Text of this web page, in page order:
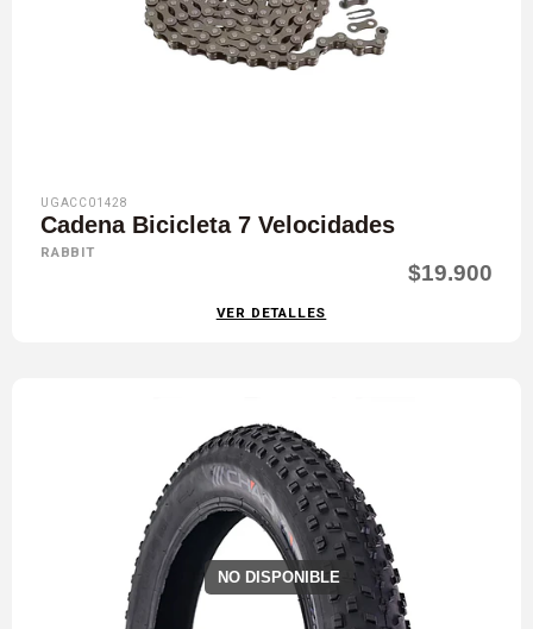
UGACC01428
Cadena Bicicleta 7 Velocidades
RABBIT
$19.900
VER DETALLES
NO DISPONIBLE